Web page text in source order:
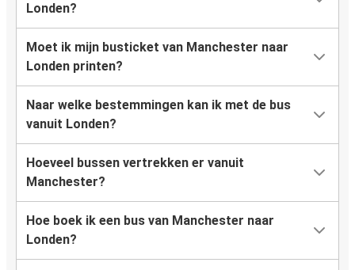
Londen?
Moet ik mijn busticket van Manchester naar
Londen printen?
Naar welke bestemmingen kan ik met de bus
vanuit Londen?
Hoeveel bussen vertrekken er vanuit
Manchester?
Hoe boek ik een bus van Manchester naar
Londen?